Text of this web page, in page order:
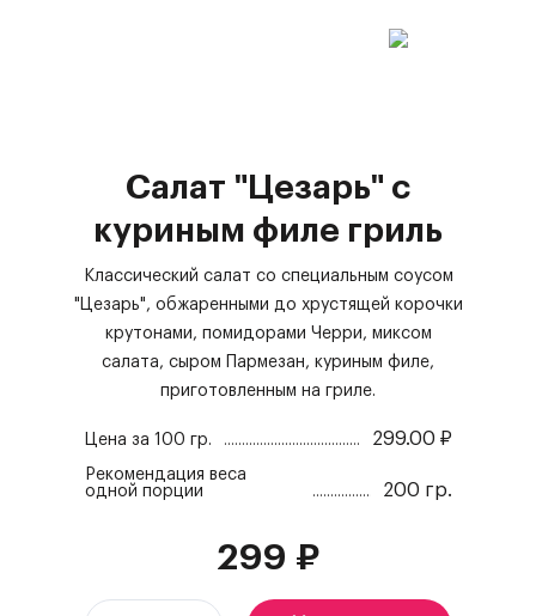
Салат "Цезарь" с
куриным филе гриль
Классический салат со специальным соусом
"Цезарь", обжаренными до хрустящей корочки
крутонами, помидорами Черри, миксом
салата, сыром Пармезан, куриным филе,
приготовленным на гриле.
Цена за 100 гр. 299.00 ₽
Рекомендация веса
одной порции
200 гр.
299 ₽